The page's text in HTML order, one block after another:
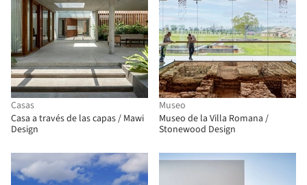
Casas
Casa a través de las capas / Mawi
Design
Museo
Museo de la Villa Romana /
Stonewood Design